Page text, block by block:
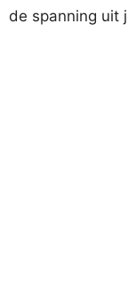
de spanning uit